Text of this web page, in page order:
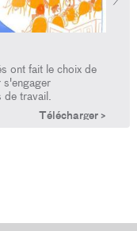
ont fait le choix de
s'engager
travail.
Télécharger >